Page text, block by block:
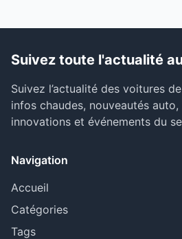
Suivez toute l'actualité
Suivez l’actualité des voitures
infos chaudes, nouveautés auto,
innovations et événements du
Navigation
Accueil
Catégories
Tags